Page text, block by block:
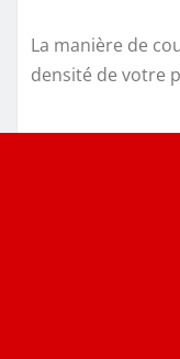
La manière de
densité de votre